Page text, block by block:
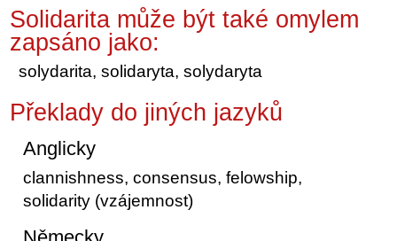
Solidarita může být také omylem
zapsáno jako:
solydarita, solidaryta, solydaryta
Překlady do jiných jazyků
Anglicky
clannishness, consensus, felowship,
solidarity (vzájemnost)